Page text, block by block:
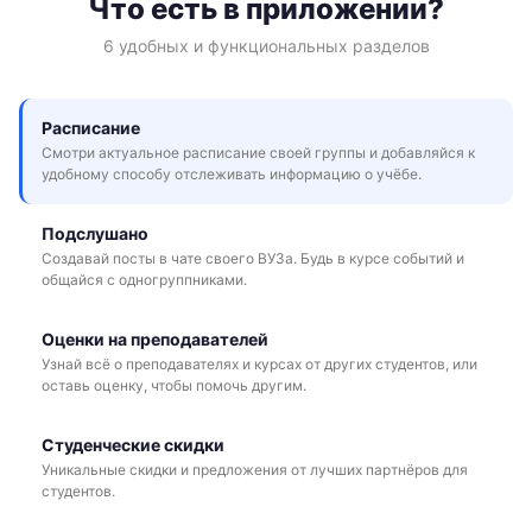
Что есть в приложении?
6 удобных и функциональных разделов
Расписание
Смотри актуальное расписание своей группы и добавляйся к
удобному способу отслеживать информацию о учёбе.
Подслушано
Создавай посты в чате своего ВУЗа. Будь в курсе событий и
общайся с одногруппниками.
Оценки на преподавателей
Узнай всё о преподавателях и курсах от других студентов, или
оставь оценку, чтобы помочь другим.
Студенческие скидки
Уникальные скидки и предложения от лучших партнёров для
студентов.